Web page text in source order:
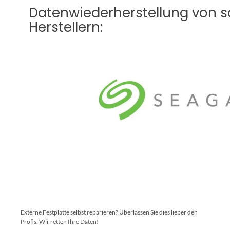
Datenwiederherstellung von
Herstellern:
Externe Festplatte selbst reparieren? Überlassen Sie dies lieber den
Profis. Wir retten Ihre Daten!